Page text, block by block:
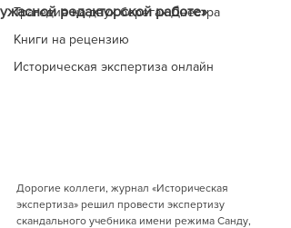
Трагедия на двух берегах Днестра
Книги на рецензию
Историческая экспертиза онлайн
ужасной редакторской работе»
Дорогие коллеги, журнал «Историческая
экспертиза» решил провести экспертизу
скандального учебника имени режима Санду,